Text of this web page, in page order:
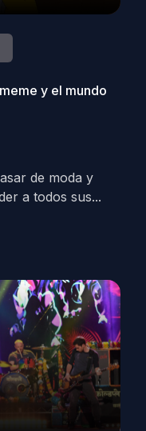
y el mundo
de moda y
a todos sus...